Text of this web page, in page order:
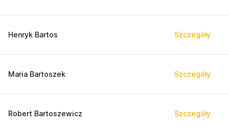
Henryk Bartos Szczegóły
Maria Bartoszek Szczegóły
Robert Bartoszewicz Szczegóły